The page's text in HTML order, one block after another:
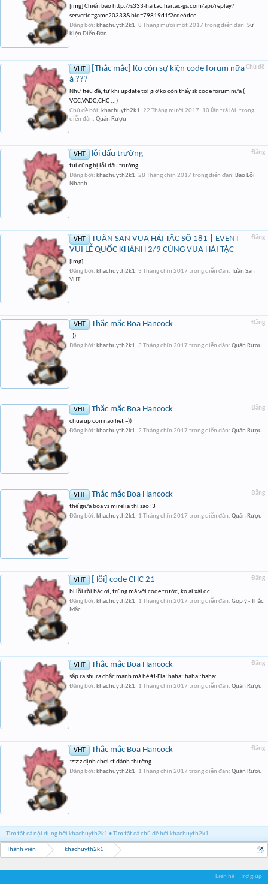
[img] Chiến báo http://s333-haitac.haitac-gs.com/api/replay?
serverid=game20333&bid=79819d1f2ede6dce
Đăng bởi: khachuyth2k1, 8 Tháng mười một 2017 trong diễn đàn: Sự
Kiện Diễn Đàn
Chủ đề
VHT
[Thắc mắc] Ko còn sự kiện code forum nữa
à ???
Như tiêu đề, từ khi update tới giờ ko còn thấy sk code forum nữa (
VGC,VADC,CHC ...)
Chủ đề bởi: khachuyth2k1, 22 Tháng mười 2017, 10 lần trả lời, trong
diễn đàn: Quán Rượu
Đăng
VHT lỗi đấu trường
tui cũng bị lỗi đấu trường
Đăng bởi: khachuyth2k1, 28 Tháng chín 2017 trong diễn đàn: Báo Lỗi
Nhanh
Đăng
VHT
TUẦN SAN VUA HẢI TẶC SỐ 181 | EVENT
VUI LỄ QUỐC KHÁNH 2/9 CÙNG VUA HẢI TẶC
[img]
Đăng bởi: khachuyth2k1, 3 Tháng chín 2017 trong diễn đàn: Tuần San
VHT
Đăng
VHT Thắc mắc Boa Hancock
=))
Đăng bởi: khachuyth2k1, 3 Tháng chín 2017 trong diễn đàn: Quán Rượu
Đăng
VHT Thắc mắc Boa Hancock
chua up con nao het =))
Đăng bởi: khachuyth2k1, 2 Tháng chín 2017 trong diễn đàn: Quán Rượu
Đăng
VHT Thắc mắc Boa Hancock
thế giữa boa vs mirelia thì sao :3
Đăng bởi: khachuyth2k1, 1 Tháng chín 2017 trong diễn đàn: Quán Rượu
Đăng
VHT [ lỗi] code CHC 21
bị lỗi rồi bác ơi, trùng mã với code trước, ko ai xài dc
Đăng bởi: khachuyth2k1, 1 Tháng chín 2017 trong diễn đàn: Góp ý - Thắc
Mắc
Đăng
VHT Thắc mắc Boa Hancock
sắp ra shura chắc mạnh mà hé #J-Fla :haha::haha::haha:
Đăng bởi: khachuyth2k1, 1 Tháng chín 2017 trong diễn đàn: Quán Rượu
Đăng
VHT Thắc mắc Boa Hancock
:z:z:z định chơi st đánh thường
Đăng bởi: khachuyth2k1, 1 Tháng chín 2017 trong diễn đàn: Quán Rượu
Tìm tất cả nội dung bởi khachuyth2k1 Tìm tất cả chủ đề bởi khachuyth2k1
Thành viên khachuyth2k1
Liên hệ Trợ giúp